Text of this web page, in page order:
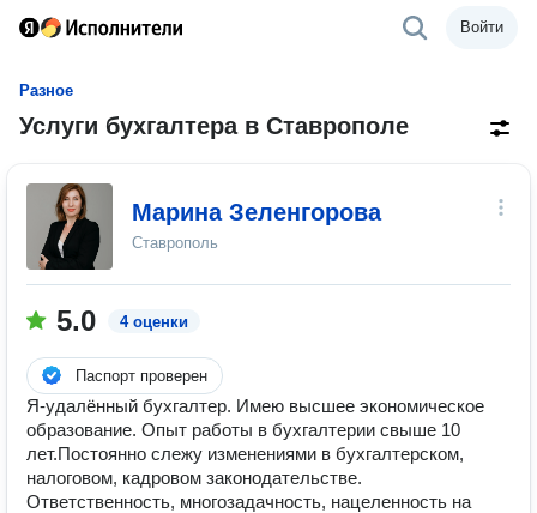
Войти
Разное
Услуги бухгалтера в Ставрополе
Марина Зеленгорова
Ставрополь
5.0 4 оценки
Паспорт проверен
Я-удалённый бухгалтер. Имею высшее экономическое
образование. Опыт работы в бухгалтерии свыше 10
лет.Постоянно слежу изменениями в бухгалтерском,
налоговом, кадровом законодательстве.
Ответственность, многозадачность, нацеленность на